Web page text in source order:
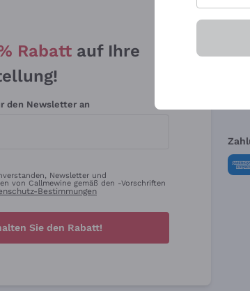
Rabatt auf Ihre
den Newsletter an
Newsletter und
von Callmewine gemäß den -Vorschriften
Bestimmungen
Sie den Rabatt!
Die